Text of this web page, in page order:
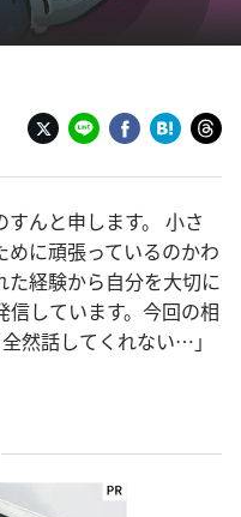
んと申します。 小さ
に頑張っているのかわ
た経験から自分を大切に
しています。今回の相
然話してくれない…」